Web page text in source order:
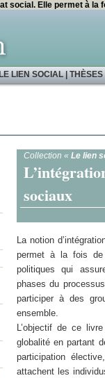
social. Elle permet à la
LIEN SOCIAL|THÈSES
Collection « Le lien
sociaux
La notion
permet à la fois
politiques qui
phases du
participer à des
ensemble.
L’objectif de ce
globalité en partant
participation
attachent les